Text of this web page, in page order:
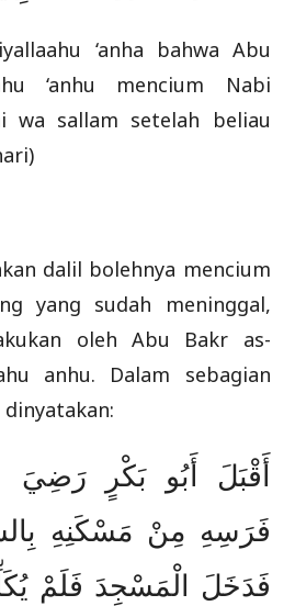
‘anha bahwa Abu
‘anhu mencium Nabi
wa sallam setelah beliau
dalil bolehnya mencium
yang sudah meninggal,
oleh Abu Bakr as-
anhu. Dalam sebagian
أَقْبَلَ أَبُو بَكْرٍ رَضِيَ
فَرَسِهِ مِنْ مَسْكَنِهِ
فَدَخَلَ الْمَسْجِدَ فَلَمْ